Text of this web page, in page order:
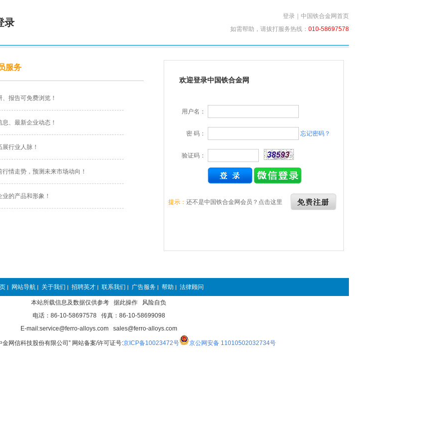
录
登录
中国铁合金网首页
如需帮助，请拔打服务热线： 010-58697578
服务
报告可免费浏览！
、最新企业动态！
行业人脉！
情走势，预测未来市场动向！
的产品和形象！
欢迎登录中国铁合金网
用户名：
密 码： 忘记密码？
验证码：
提示： 还不是中国铁合金网会员？点击这里
| 网站导航 | 关于我们 | 招聘英才 | 联系我们 | 广告服务 | 帮助 | 法律顾问
本站所载信息及数据仅供参考 据此操作 风险自负
电话：86-10-58697578 传真：86-10-58699098
E-mail:service@ferro-alloys.com sales@ferro-alloys.com
金网信科技股份有限公司” 网站备案/许可证号:京ICP备10023472号 京公网安备 11010502032734号